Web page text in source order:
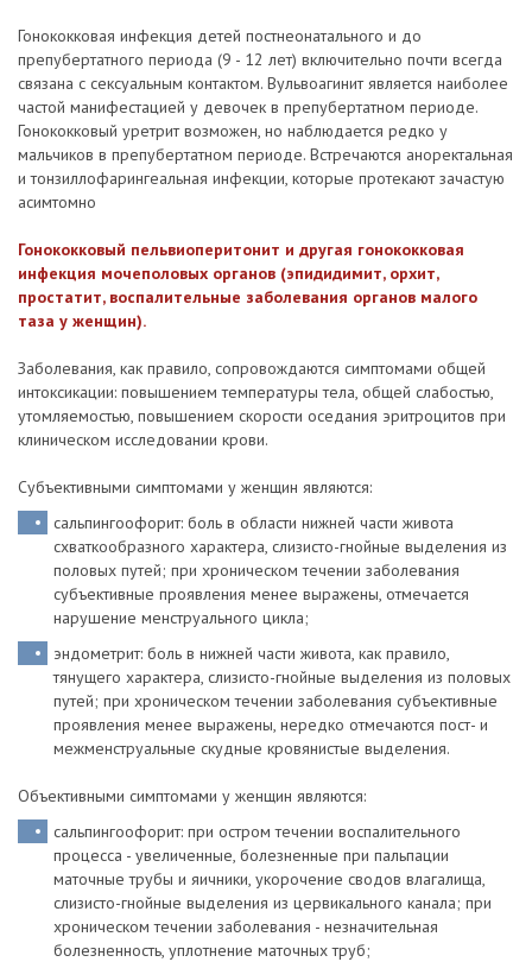
Гонококковая инфекция детей постнеонатального и до
препубертатного периода (9 - 12 лет) включительно почти всегда
связана с сексуальным контактом. Вульвоагинит является наиболее
частой манифестацией у девочек в препубертатном периоде.
Гонококковый уретрит возможен, но наблюдается редко у
мальчиков в препубертатном периоде. Встречаются аноректальная
и тонзиллофарингеальная инфекции, которые протекают зачастую
асимтомно
Гонококковый пельвиоперитонит и другая гонококковая
инфекция мочеполовых органов (эпидидимит, орхит,
простатит, воспалительные заболевания органов малого
таза у женщин).
Заболевания, как правило, сопровождаются симптомами общей
интоксикации: повышением температуры тела, общей слабостью,
утомляемостью, повышением скорости оседания эритроцитов при
клиническом исследовании крови.
Субъективными симптомами у женщин являются:
сальпингоофорит: боль в области нижней части живота
схваткообразного характера, слизисто-гнойные выделения из
половых путей; при хроническом течении заболевания
субъективные проявления менее выражены, отмечается
нарушение менструального цикла;
эндометрит: боль в нижней части живота, как правило,
тянущего характера, слизисто-гнойные выделения из половых
путей; при хроническом течении заболевания субъективные
проявления менее выражены, нередко отмечаются пост- и
межменструальные скудные кровянистые выделения.
Объективными симптомами у женщин являются:
сальпингоофорит: при остром течении воспалительного
процесса - увеличенные, болезненные при пальпации
маточные трубы и яичники, укорочение сводов влагалища,
слизисто-гнойные выделения из цервикального канала; при
хроническом течении заболевания - незначительная
болезненность, уплотнение маточных труб;